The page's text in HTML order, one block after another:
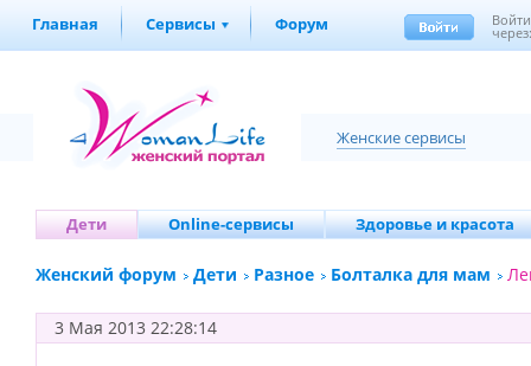
Главная Сервисы Форум Войти
Женские сервисы
Дети Online-сервисы Здоровье и красота
Женский форум Дети Разное Болталка для мам
3 Мая 2013 22:28:14